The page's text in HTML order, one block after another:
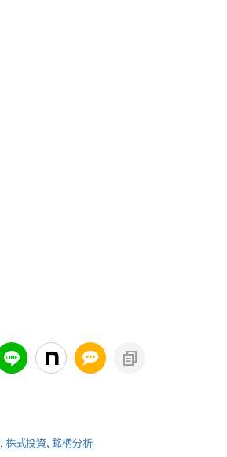
, 株式投資, 銘柄分析